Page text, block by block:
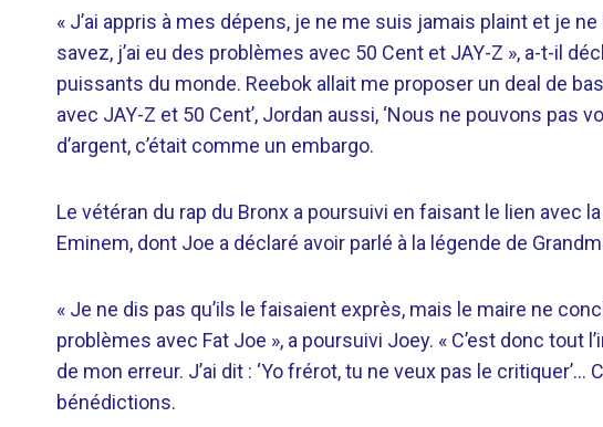
« J’ai appris à mes dépens, je ne me suis jamais plaint et je
savez, j’ai eu des problèmes avec 50 Cent et JAY-Z », a-t-il
puissants du monde. Reebok allait me proposer un deal de
avec JAY-Z et 50 Cent’, Jordan aussi, ‘Nous ne pouvons pas
d’argent, c’était comme un embargo.
Le vétéran du rap du Bronx a poursuivi en faisant le lien avec
Eminem, dont Joe a déclaré avoir parlé à la légende de
« Je ne dis pas qu’ils le faisaient exprès, mais le maire ne
problèmes avec Fat Joe », a poursuivi Joey. « C’est donc tout
de mon erreur. J’ai dit : ‘Yo frérot, tu ne veux pas le critiquer’…
bénédictions.